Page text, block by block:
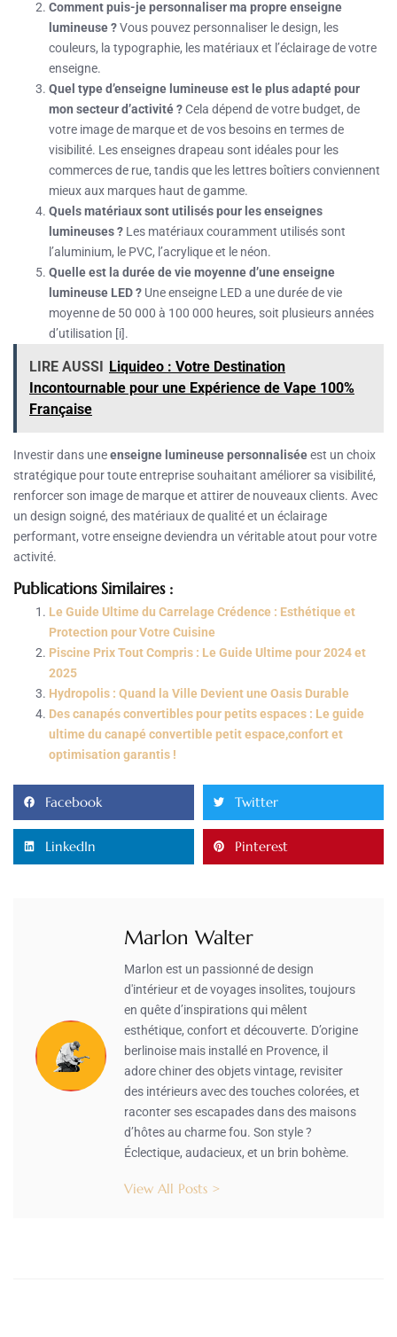
Comment puis-je personnaliser ma propre enseigne
lumineuse ?Vous pouvez personnaliser le design, les
couleurs, la typographie, les matériaux et l’éclairage de votre
enseigne.
Quel type d’enseigne lumineuse est le plus adapté pour
mon secteur d’activité ?Cela dépend de votre budget, de
votre image de marque et de vos besoins en termes de
visibilité. Les enseignes drapeau sont idéales pour les
commerces de rue, tandis que les lettres boîtiers conviennent
mieux aux marques haut de gamme.
Quels matériaux sont utilisés pour les enseignes
lumineuses ? Les matériaux couramment utilisés sont
l’aluminium, le PVC, l’acrylique et le néon.
Quelle est la durée de vie moyenne d’une enseigne
lumineuse LED ? Une enseigne LED a une durée de vie
moyenne de 50 000 à 100 000 heures, soit plusieurs années
d’utilisation [i].
LIRE AUSSI Liquideo : Votre Destination
Incontournable pour une Expérience de Vape 100%
Française
Investir dans uneenseigne lumineuse personnaliséeest un choix
stratégique pour toute entreprise souhaitant améliorer sa visibilité,
renforcer son image de marque et attirer de nouveaux clients. Avec
un design soigné, des matériaux de qualité et un éclairage
performant, votre enseigne deviendra un véritable atout pour votre
activité.
Publications Similaires :
Le Guide Ultime du Carrelage Crédence : Esthétique et
Protection pour Votre Cuisine
Piscine Prix Tout Compris : Le Guide Ultime pour 2024 et
2025
Hydropolis : Quand la Ville Devient une Oasis Durable
Des canapés convertibles pour petits espaces : Le guide
ultime du canapé convertible petit espace,confort et
optimisation garantis !
Facebook Twitter
LinkedIn Pinterest
Marlon Walter
Marlon est un passionné de design
d'intérieur et de voyages insolites, toujours
en quête d’inspirations qui mêlent
esthétique, confort et découverte. D’origine
berlinoise mais installé en Provence, il
adore chiner des objets vintage, revisiter
des intérieurs avec des touches colorées, et
raconter ses escapades dans des maisons
d’hôtes au charme fou. Son style ?
Éclectique, audacieux, et un brin bohème.
View All Posts >